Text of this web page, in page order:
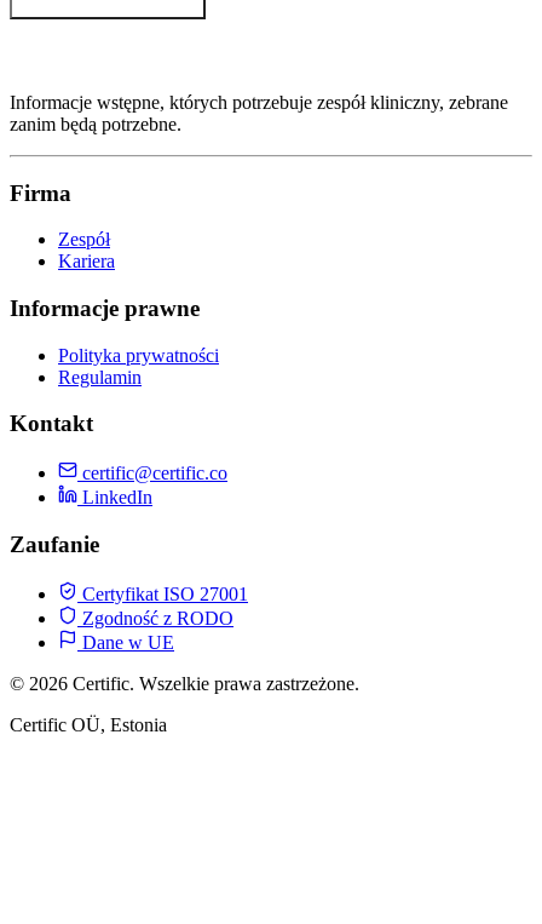
Informacje wstępne, których potrzebuje zespół kliniczny, zebrane
zanim będą potrzebne.
Firma
Zespół
Kariera
Informacje prawne
Polityka prywatności
Regulamin
Kontakt
certific@certific.co
LinkedIn
Zaufanie
Certyfikat ISO 27001
Zgodność z RODO
Dane w UE
© 2026 Certific. Wszelkie prawa zastrzeżone.
Certific OÜ, Estonia